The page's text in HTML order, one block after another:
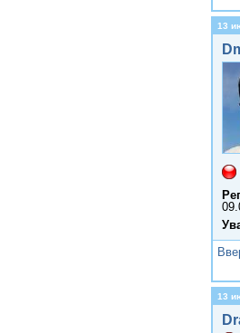
13
13